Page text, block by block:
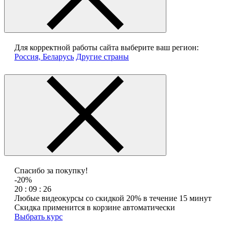
Для корректной работы сайта выберите ваш регион:
Россия, Беларусь Другие страны
Спасибо за покупку!
-20%
20 : 09 : 26
Любые видеокурсы со скидкой 20% в течение 15 минут
Скидка применится в корзине автоматически
Выбрать курс